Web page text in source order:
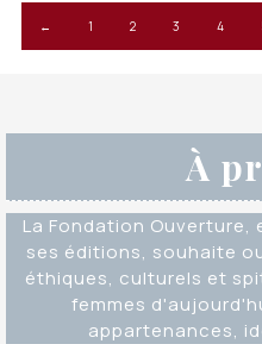
← 1 2 3 4
À
La Fondation
ses éditions, souhaite
éthiques, culturels et
femmes
appartenances,